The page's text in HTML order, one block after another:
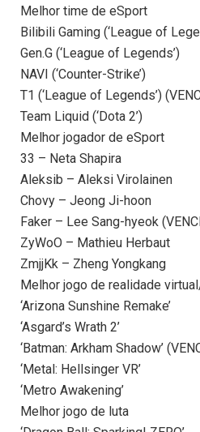
Melhor time de eSport
Bilibili Gaming (‘League of
Gen.G (‘League of Legends’)
NAVI (‘Counter-Strike’)
T1 (‘League of Legends’)
Team Liquid (‘Dota 2’)
Melhor jogador de eSport
33 – Neta Shapira
Aleksib – Aleksi Virolainen
Chovy – Jeong Ji-hoon
Faker – Lee Sang-hyeok
ZyWoO – Mathieu Herbaut
ZmjjKk – Zheng Yongkang
Melhor jogo de realidade
‘Arizona Sunshine Remake’
‘Asgard’s Wrath 2’
‘Batman: Arkham Shadow’
‘Metal: Hellsinger VR’
‘Metro Awakening’
Melhor jogo de luta